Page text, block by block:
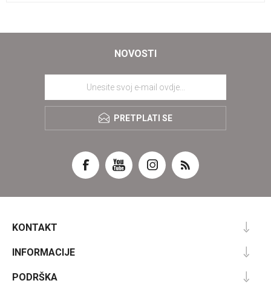
NOVOSTI
PRETPLATI SE
KONTAKT
INFORMACIJE
PODRŠKA